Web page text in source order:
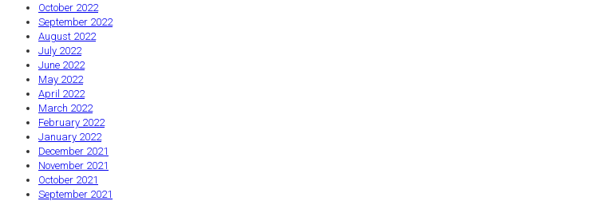
October 2022
September 2022
August 2022
July 2022
June 2022
May 2022
April 2022
March 2022
February 2022
January 2022
December 2021
November 2021
October 2021
September 2021